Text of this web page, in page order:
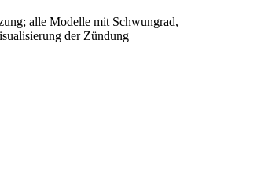
alle Modelle mit Schwungrad,
der Zündung